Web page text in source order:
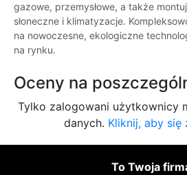
gazowe, przemysłowe, a także
słoneczne i klimatyzacje.
na nowoczesne, ekologiczne
na rynku.
Oceny na
Tylko zalogowani użytkownicy
danych. Kliknij, aby się
To Twoja